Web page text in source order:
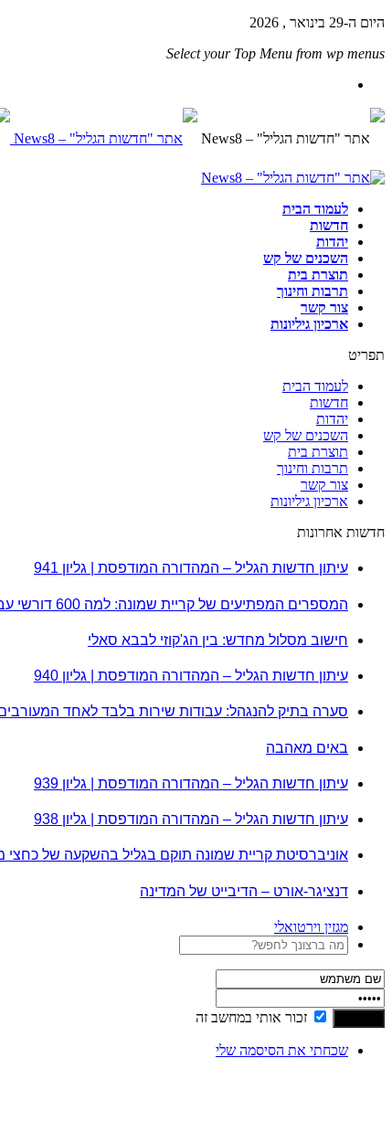
היום ה-29 בינואר , 2026
Select your Top Menu from wp menus
לעמוד הבית
חדשות
יהדות
השכנים של קש
תוצרת בית
תרבות וחינוך
צור קשר
ארכיון גיליונות
תפריט
לעמוד הבית
חדשות
יהדות
השכנים של קש
תוצרת בית
תרבות וחינוך
צור קשר
ארכיון גיליונות
חדשות אחרונות
עיתון חדשות הגליל – המהדורה המודפסת | גליון 941
המספרים המפתיעים של קריית שמונה: למה 600 דורשי עבודה הם לא מה שחשבתם?
חישוב מסלול מחדש: בין הג'קוזי לבבא סאלי
עיתון חדשות הגליל – המהדורה המודפסת | גליון 940
סערה בתיק להנגהל: עבודות שירות בלבד לאחד
באים מאהבה
עיתון חדשות הגליל – המהדורה המודפסת | גליון 939
עיתון חדשות הגליל – המהדורה המודפסת | גליון 938
אוניברסיטת קריית שמונה תוקם בגליל בהשקעה של כחצי
דנציגר-אורט – הדיבייט של המדינה
מגזין וירטואלי
זכור אותי במחשב זה
שכחתי את הסיסמה שלי